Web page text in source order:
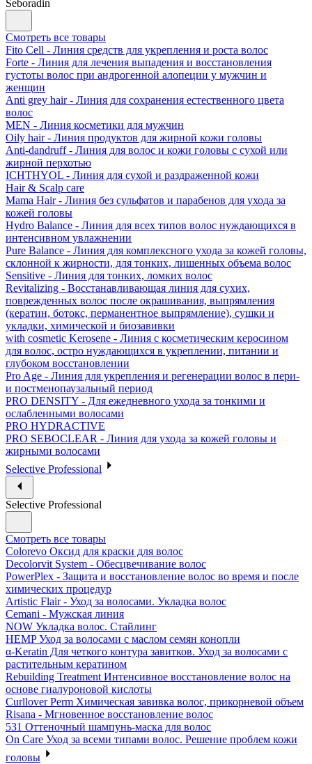
Seboradin
Смотреть все товары
Fito Cell - Линия средств для укрепления и роста волос
Forte - Линия для лечения выпадения и восстановления
густоты волос при андрогенной алопеции у мужчин и
женщин
Anti grey hair - Линия для сохранения естественного цвета
волос
MEN - Линия косметики для мужчин
Oily hair - Линия продуктов для жирной кожи головы
Anti-dandruff - Линия для волос и кожи головы с сухой или
жирной перхотью
ICHTHYOL - Линия для сухой и раздраженной кожи
Hair & Scalp care
Mama Hair - Линия без сульфатов и парабенов для ухода за
кожей головы
Hydro Balance - Линия для всех типов волос нуждающихся в
интенсивном увлажнении
Pure Balance - Линия для комплексного ухода за кожей головы,
склонной к жирности, для тонких, лишенных объема волос
Sensitive - Линия для тонких, ломких волос
Revitalizing - Восстанавливающая линия для сухих,
поврежденных волос после окрашивания, выпрямления
(кератин, ботокс, перманентное выпрямление), сушки и
укладки, химической и биозавивки
with cosmetic Kerosene - Линия с косметическим керосином
для волос, остро нуждающихся в укреплении, питании и
глубоком восстановлении
Pro Age - Линия для укрепления и регенерации волос в пери-
и постменопаузальный период
PRO DENSITY - Для ежедневного ухода за тонкими и
ослабленными волосами
PRO HYDRACTIVE
PRO SEBOCLEAR - Линия для ухода за кожей головы и
жирными волосами
Selective Professional
Selective Professional
Смотреть все товары
Colorevo Оксид для краски для волос
Decolorvit System - Обесцвечивание волос
PowerPlex - Защита и восстановление волос во время и после
химических процедур
Artistic Flair - Уход за волосами. Укладка волос
Cemani - Мужская линия
NOW Укладка волос. Стайлинг
HEMP Уход за волосами с маслом семян конопли
α-Keratin Для четкого контура завитков. Уход за волосами с
растительным кератином
Rebuilding Treatment Интенсивное восстановление волос на
основе гиалуроновой кислоты
Curllover Perm Химическая завивка волос, прикорневой объем
Risana - Мгновенное восстановление волос
531 Оттеночный шампунь-маска для волос
On Care Уход за всеми типами волос. Решение проблем кожи
головы